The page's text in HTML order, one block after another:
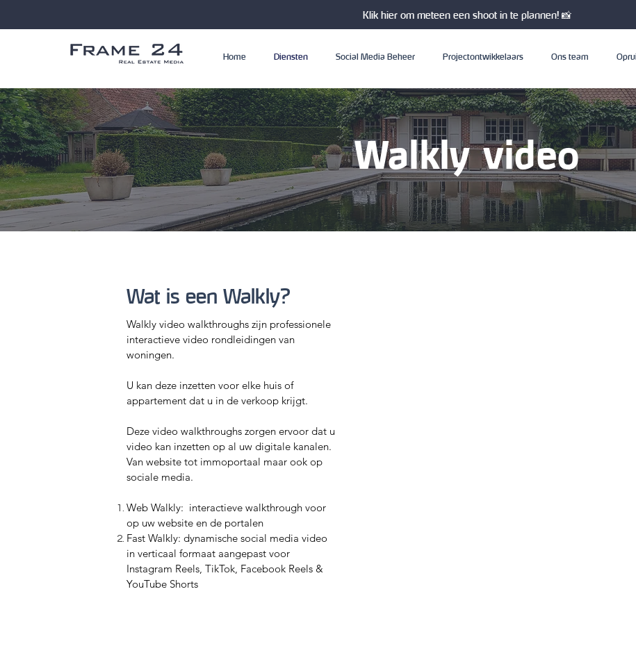
Klik hier om meteen een shoot in te plannen! 📸
Home Diensten Social Media Beheer Projectontwikkelaars Ons team
Walkly video
Wat is een Walkly?
Walkly video walkthroughs zijn professionele
interactieve video rondleidingen van
woningen.
U kan deze inzetten voor elke huis of
appartement dat u in de verkoop krijgt.
Deze video walkthroughs zorgen ervoor dat u
video kan inzetten op al uw digitale kanalen.
Van website tot immoportaal maar ook op
sociale media.
Web Walkly: interactieve walkthrough voor
op uw website en de portalen
Fast Walkly: dynamische social media video
in verticaal formaat aangepast voor
Instagram Reels, TikTok, Facebook Reels &
YouTube Shorts